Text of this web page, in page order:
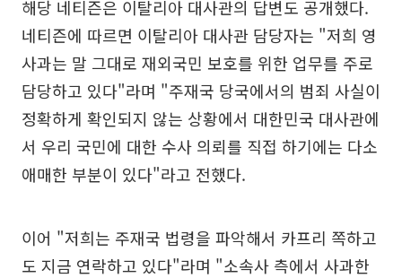
해당 네티즌은 이탈리아 대사관의 답변도 공개했다.
네티즌에 따르면 이탈리아 대사관 담당자는 "저희 영
사과는 말 그대로 재외국민 보호를 위한 업무를 주로
담당하고 있다"라며 "주재국 당국에서의 범죄 사실이
정확하게 확인되지 않는 상황에서 대한민국 대사관에
서 우리 국민에 대한 수사 의뢰를 직접 하기에는 다소
애매한 부분이 있다"라고 전했다.
이어 "저희는 주재국 법령을 파악해서 카프리 쪽하고
도 지금 연락하고 있다"라며 "소속사 측에서 사과한